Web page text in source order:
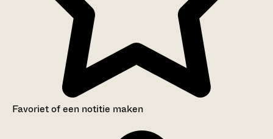
Favoriet of een notitie maken